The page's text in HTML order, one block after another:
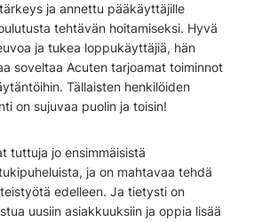
ja annettu pääkäyttäjille
tehtävän hoitamiseksi. Hyvä
ja tukea loppukäyttäjiä, hän
soveltaa Acuten tarjoamat toiminnot
Tällaisten henkilöiden
on sujuvaa puolin ja toisin!
tuttuja jo ensimmäisistä
ja on mahtavaa tehdä
edelleen. Ja tietysti on
uusiin asiakkuuksiin ja oppia lisää